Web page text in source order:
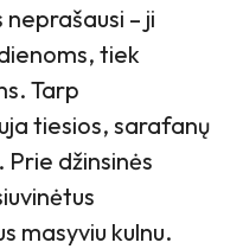
– ji
tiek
Tarp
tiesios, sarafanų
džinsinės
masyviu kulnu.